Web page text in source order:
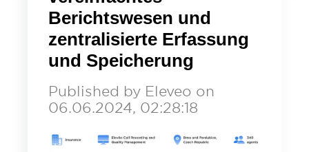
QUALITÄTSMANAGEMENT
Contact Center Metriken
Sprachanalytik
Contact Center-Analyse
Was ist Call Center Compliance?
Was ist Call Center Compliance?
Was ist Call Center Sprachanalyse?
What is Call Center Workforce
Optimization?
Nachrichten
Karriere
Unterstützung
Ausbildung
Get a Demo
Berichtswesen und
zentralisierte Erfassung
und Speicherung
Published by Eleveo on
06.06.2024, 02:28:18